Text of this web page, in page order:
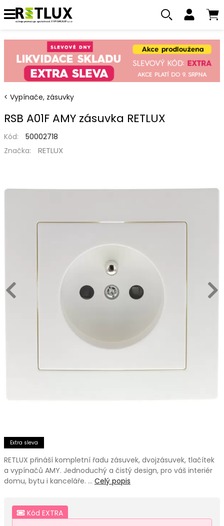
Vypínače, zásuvky
RSB A01F AMY zásuvka RETLUX
Kód:
50002718
Značka:
RETLUX
Extra sleva
RETLUX přináší kompletní řadu zásuvek, dvojzásuvek, tlačítek
a vypínačů AMY. Jednoduchý a čistý design, pro váš interiér
domu, bytu i kanceláře. … Celý popis
Kód EXTRA